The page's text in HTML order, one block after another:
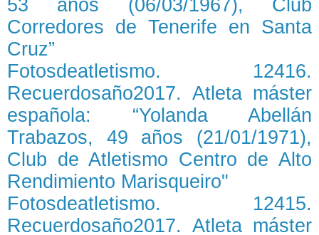
53 años (06/03/1967), Club
Corredores de Tenerife en Santa
Cruz”
Fotosdeatletismo. 12416.
Recuerdosaño2017. Atleta máster
española: “Yolanda Abellán
Trabazos, 49 años (21/01/1971),
Club de Atletismo Centro de Alto
Rendimiento Marisqueiro"
Fotosdeatletismo. 12415.
Recuerdosaño2017. Atleta máster